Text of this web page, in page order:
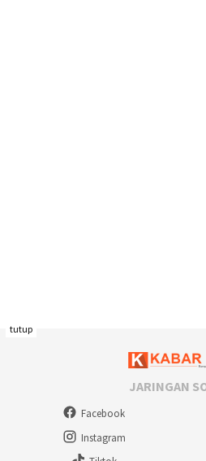
JARINGAN
Facebook
Instagram
tutup